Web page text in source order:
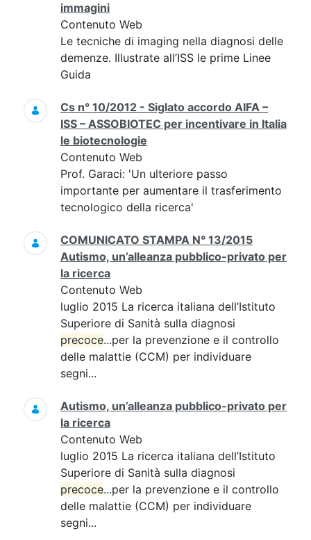
immagini
Contenuto Web
Le tecniche di imaging nella diagnosi delle
demenze. Illustrate all’ISS le prime Linee
Guida
Cs n° 10/2012 - Siglato accordo AIFA –
ISS – ASSOBIOTEC per incentivare in Italia
le biotecnologie
Contenuto Web
Prof. Garaci: 'Un ulteriore passo
importante per aumentare il trasferimento
tecnologico della ricerca'
COMUNICATO STAMPA N° 13/2015
Autismo, un’alleanza pubblico-privato per
la ricerca
Contenuto Web
luglio 2015 La ricerca italiana dell’Istituto
Superiore di Sanità sulla diagnosi
precoce...per la prevenzione e il controllo
delle malattie (CCM) per individuare
segni...
Autismo, un’alleanza pubblico-privato per
la ricerca
Contenuto Web
luglio 2015 La ricerca italiana dell’Istituto
Superiore di Sanità sulla diagnosi
precoce...per la prevenzione e il controllo
delle malattie (CCM) per individuare
segni...